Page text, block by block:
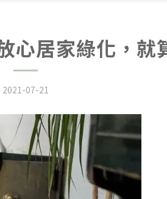
心居家綠化，就
2021-07-21